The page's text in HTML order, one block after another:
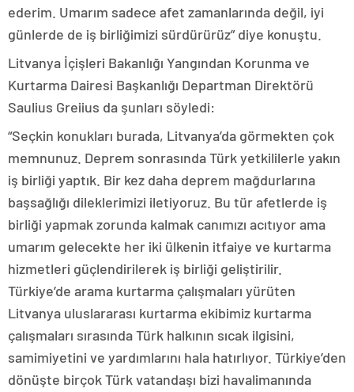
ederim. Umarım sadece afet zamanlarında değil, iyi
günlerde de iş birliğimizi sürdürürüz” diye konuştu.
Litvanya İçişleri Bakanlığı Yangından Korunma ve
Kurtarma Dairesi Başkanlığı Departman Direktörü
Saulius Greiius da şunları söyledi:
“Seçkin konukları burada, Litvanya’da görmekten çok
memnunuz. Deprem sonrasında Türk yetkililerle yakın
iş birliği yaptık. Bir kez daha deprem mağdurlarına
başsağlığı dileklerimizi iletiyoruz. Bu tür afetlerde iş
birliği yapmak zorunda kalmak canımızı acıtıyor ama
umarım gelecekte her iki ülkenin itfaiye ve kurtarma
hizmetleri güçlendirilerek iş birliği geliştirilir.
Türkiye’de arama kurtarma çalışmaları yürüten
Litvanya uluslararası kurtarma ekibimiz kurtarma
çalışmaları sırasında Türk halkının sıcak ilgisini,
samimiyetini ve yardımlarını hala hatırlıyor. Türkiye’den
dönüşte birçok Türk vatandaşı bizi havalimanında